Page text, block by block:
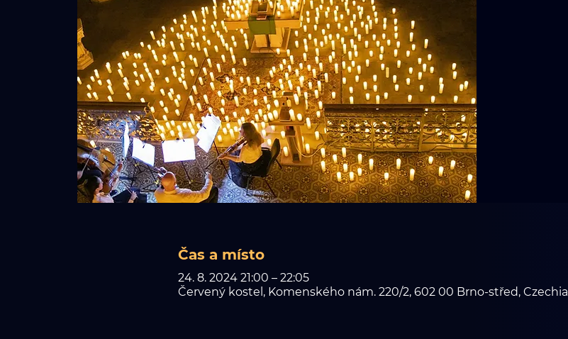
Čas a místo
24. 8. 2024 21:00 – 22:05
Červený kostel, Komenského nám. 220/2, 602 00 Brno-střed, Czechia